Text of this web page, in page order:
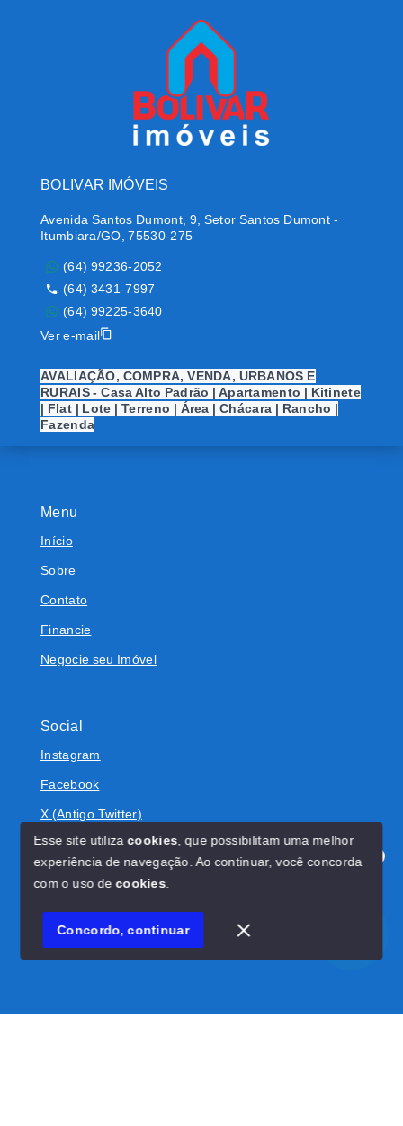
Olá! Estamos disponíveis para te ajudar.
Menu
Início
Sobre
Contato
Financie
Negocie seu Imóvel
Social
Instagram
Facebook
X (Antigo Twitter)
© Copyright 2026 - BOLIVAR IMÓVEIS - Todos os direitos
SITE PARA IMOBILIARIA
BOLIVAR IMÓVEIS
Avenida Santos Dumont, 9, Setor Santos Dumont -
Itumbiara/GO, 75530-275
(64) 99236-2052
(64) 3431-7997
(64) 99225-3640
Ver e-mail
AVALIAÇÃO, COMPRA, VENDA, URBANOS E
RURAIS - Casa Alto Padrão | Apartamento | Kitinete
| Flat | Lote | Terreno | Área | Chácara | Rancho |
Fazenda
Esse site utilizacookies , que possibilitam uma melhor
experiência de navegação. Ao continuar, você concorda
com o uso decookies
Concordo, continuar